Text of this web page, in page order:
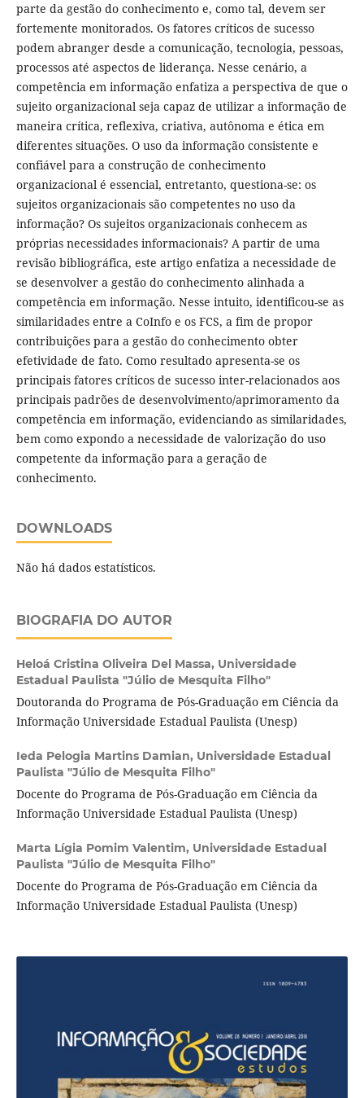
parte da gestão do conhecimento e, como tal, devem ser
fortemente monitorados. Os fatores críticos de sucesso
podem abranger desde a comunicação, tecnologia, pessoas,
processos até aspectos de liderança. Nesse cenário, a
competência em informação enfatiza a perspectiva de que o
sujeito organizacional seja capaz de utilizar a informação de
maneira crítica, reflexiva, criativa, autônoma e ética em
diferentes situações. O uso da informação consistente e
confiável para a construção de conhecimento
organizacional é essencial, entretanto, questiona-se: os
sujeitos organizacionais são competentes no uso da
informação? Os sujeitos organizacionais conhecem as
próprias necessidades informacionais? A partir de uma
revisão bibliográfica, este artigo enfatiza a necessidade de
se desenvolver a gestão do conhecimento alinhada a
competência em informação. Nesse intuito, identificou-se as
similaridades entre a CoInfo e os FCS, a fim de propor
contribuições para a gestão do conhecimento obter
efetividade de fato. Como resultado apresenta-se os
principais fatores críticos de sucesso inter-relacionados aos
principais padrões de desenvolvimento/aprimoramento da
competência em informação, evidenciando as similaridades,
bem como expondo a necessidade de valorização do uso
competente da informação para a geração de
conhecimento.
DOWNLOADS
Não há dados estatísticos.
BIOGRAFIA DO AUTOR
Heloá Cristina Oliveira Del Massa, Universidade
Estadual Paulista "Júlio de Mesquita Filho"
Doutoranda do Programa de Pós-Graduação em Ciência da
Informação Universidade Estadual Paulista (Unesp)
Ieda Pelogia Martins Damian, Universidade Estadual
Paulista "Júlio de Mesquita Filho"
Docente do Programa de Pós-Graduação em Ciência da
Informação Universidade Estadual Paulista (Unesp)
Marta Lígia Pomim Valentim, Universidade Estadual
Paulista "Júlio de Mesquita Filho"
Docente do Programa de Pós-Graduação em Ciência da
Informação Universidade Estadual Paulista (Unesp)